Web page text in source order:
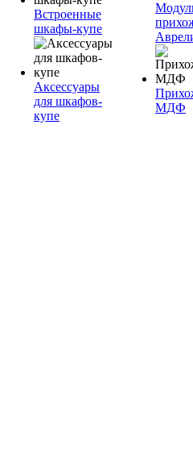
Встроенные
шкафы-купе
Аксессуары
для шкафов-
купе
МДФ